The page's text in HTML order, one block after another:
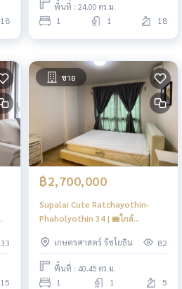
18
พื้นที่ : 24.00 ตร.ม.
1 1 18
33
15
ขาย
฿2,700,000
Supalai Cute Ratchayothin-
Phaholyothin 34 | 🚝ใกล้
เกษตรศาสตร์ รัชโยธิน
82
พื้นที่ : 40.45 ตร.ม.
1 1 5